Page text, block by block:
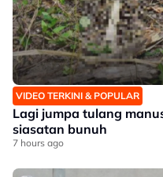
VIDEO TERKINI & POPULAR
Lagi jumpa tulang
siasatan bunuh
7 hours ago